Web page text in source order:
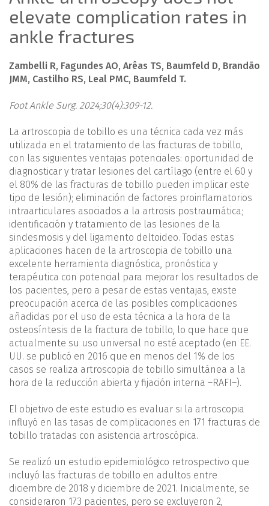
elevate complication rates in
ankle fractures
Zambelli R, Fagundes AO, Arêas TS, Baumfeld D, Brandão
JMM, Castilho RS, Leal PMC, Baumfeld T.
Foot Ankle Surg. 2024;30(4):309-12.
La artroscopia de tobillo es una técnica cada vez más
utilizada en el tratamiento de las fracturas de tobillo,
con las siguientes ventajas potenciales: oportunidad de
diagnosticar y tratar lesiones del cartílago (entre el 60 y
el 80% de las fracturas de tobillo pueden implicar este
tipo de lesión); eliminación de factores proinflamatorios
intraarticulares asociados a la artrosis postraumática;
identificación y tratamiento de las lesiones de la
sindesmosis y del ligamento deltoideo. Todas estas
aplicaciones hacen de la artroscopia de tobillo una
excelente herramienta diagnóstica, pronóstica y
terapéutica con potencial para mejorar los resultados de
los pacientes, pero a pesar de estas ventajas, existe
preocupación acerca de las posibles complicaciones
añadidas por el uso de esta técnica a la hora de la
osteosíntesis de la fractura de tobillo, lo que hace que
actualmente su uso universal no esté aceptado (en EE.
UU. se publicó en 2016 que en menos del 1% de los
casos se realiza artroscopia de tobillo simultánea a la
hora de la reducción abierta y fijación interna –RAFI–).
El objetivo de este estudio es evaluar si la artroscopia
influyó en las tasas de complicaciones en 171 fracturas de
tobillo tratadas con asistencia artroscópica.
Se realizó un estudio epidemiológico retrospectivo que
incluyó las fracturas de tobillo en adultos entre
diciembre de 2018 y diciembre de 2021. Inicialmente, se
consideraron 173 pacientes, pero se excluyeron 2,